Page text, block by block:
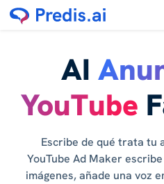
AI
YouTube
Escribe de qué trata tu
YouTube Ad Maker
imágenes, añade una voz